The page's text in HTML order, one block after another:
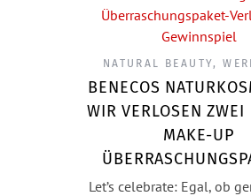
NATURAL BEAUTY,
BENECOS
WIR VERLOSEN ZWEI
MAKE-UP
Let’s celebrate: Egal, ob